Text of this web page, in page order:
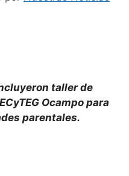
taller de
Ocampo para
parentales.